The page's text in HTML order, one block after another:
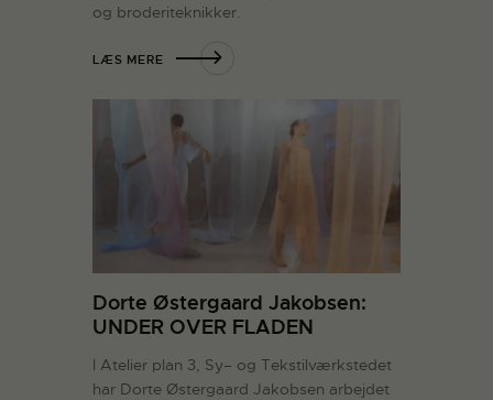
og broderiteknikker.
LÆS MERE
Dorte Østergaard Jakobsen:
UNDER OVER FLADEN
I Atelier plan 3, Sy– og Tekstilværkstedet
har Dorte Østergaard Jakobsen arbejdet